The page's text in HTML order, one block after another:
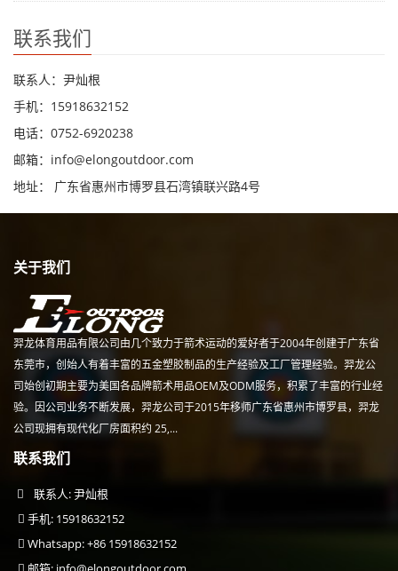
联系我们
联系人：尹灿根
手机：15918632152
电话：0752-6920238
邮箱： info@elongoutdoor.com
地址： 广东省惠州市博罗县石湾镇联兴路4号
关于我们
羿龙体育用品有限公司由几个致力于箭术运动的爱好者于2004年创建于广东省
东莞市，创始人有着丰富的五金塑胶制品的生产经验及工厂管理经验。羿龙公
司始创初期主要为美国各品牌箭术用品OEM及ODM服务，积累了丰富的行业经
验。因公司业务不断发展，羿龙公司于2015年移师广东省惠州市博罗县，羿龙
公司现拥有现代化厂房面积约 25,...
联系我们
联系人: 尹灿根
手机: 15918632152
Whatsapp: +86 15918632152